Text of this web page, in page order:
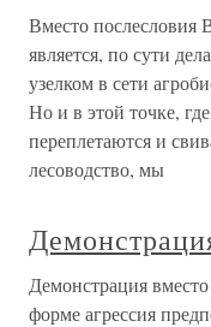
Вместо послесловия
является, по сути
узелком в сети
Но и в этой точке,
переплетаются и
лесоводство, мы
Демонстрация
форме агрессия